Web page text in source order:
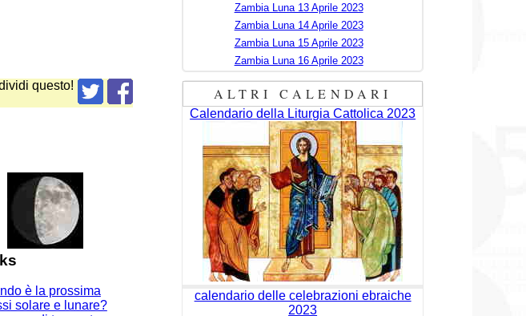
questo!
è la prossima
solare e lunare?
Zambia Luna 13 Aprile 2023
Zambia Luna 14 Aprile 2023
Zambia Luna 15 Aprile 2023
Zambia Luna 16 Aprile 2023
ALTRI CALENDARI
Calendario della Liturgia Cattolica 2023
calendario delle celebrazioni ebraiche
2023